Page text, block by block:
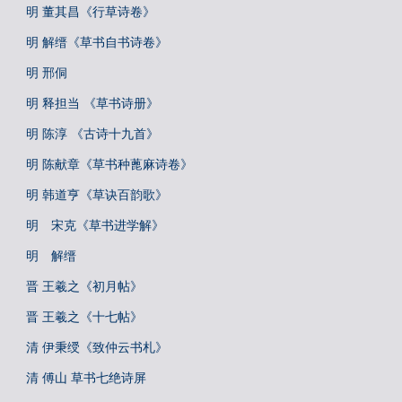
明 董其昌《行草诗卷》
明 解缙《草书自书诗卷》
明 邢侗
明 释担当 《草书诗册》
明 陈淳 《古诗十九首》
明 陈献章《草书种蓖麻诗卷》
明 韩道亨《草诀百韵歌》
明 宋克《草书进学解》
明 解缙
晋 王羲之《初月帖》
晋 王羲之《十七帖》
清 伊秉绶《致仲云书札》
清 傅山 草书七绝诗屏